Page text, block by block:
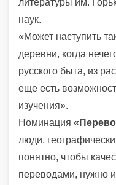
наук.
«Может наступить
деревни, когда
русского быта, из
еще есть
изучения».
Номинация
люди,
понятно, чтобы
переводами, нужно